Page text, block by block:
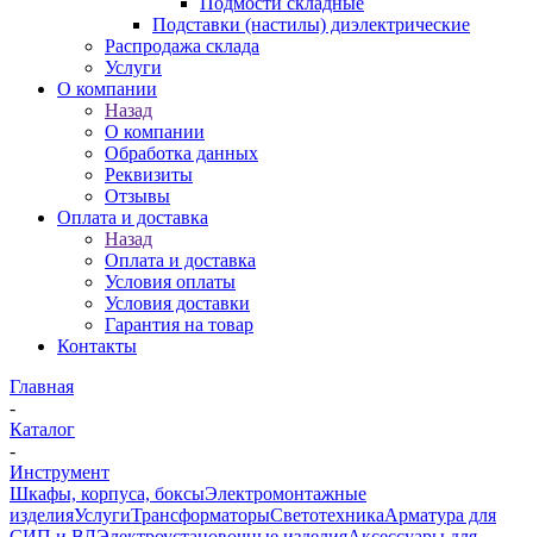
Подставки (настилы) диэлектрические
Распродажа склада
Услуги
О компании
Назад
О компании
Обработка данных
Реквизиты
Отзывы
Оплата и доставка
Назад
Оплата и доставка
Условия оплаты
Условия доставки
Гарантия на товар
Контакты
Главная
-
Каталог
-
Инструмент
Шкафы, корпуса, боксыЭлектромонтажные
изделияУслугиТрансформаторыСветотехникаАрматура для